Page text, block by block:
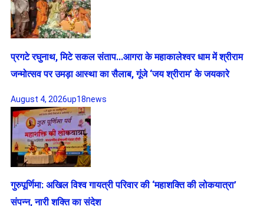
प्रगटे रघुनाथ, मिटे सकल संताप…आगरा के महाकालेश्वर धाम में श्रीराम
जन्मोत्सव पर उमड़ा आस्था का सैलाब, गूंजे ‘जय श्रीराम’ के जयकारे
August 4, 2026up18news
गुरुपूर्णिमा: अखिल विश्व गायत्री परिवार की ‘महाशक्ति की लोकयात्रा’
संपन्न, नारी शक्ति का संदेश